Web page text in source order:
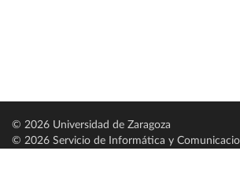
© 2026 Universidad de Zaragoza
© 2026 Servicio de Informática y